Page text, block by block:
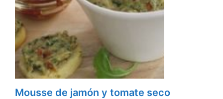
Mousse de jamón y tomate seco